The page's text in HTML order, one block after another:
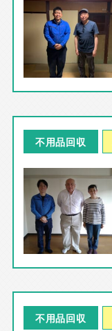
不用品回収
不用品回収